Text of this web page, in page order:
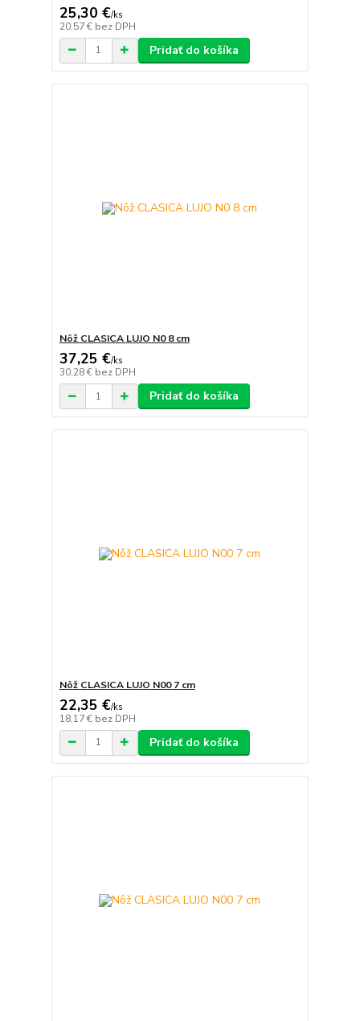
25,30 €/ks
20,57 € bez DPH
Pridať do košíka
Nôž CLASICA LUJO N0 8 cm
37,25 €/ks
30,28 € bez DPH
Pridať do košíka
Nôž CLASICA LUJO N00 7 cm
22,35 €/ks
18,17 € bez DPH
Pridať do košíka